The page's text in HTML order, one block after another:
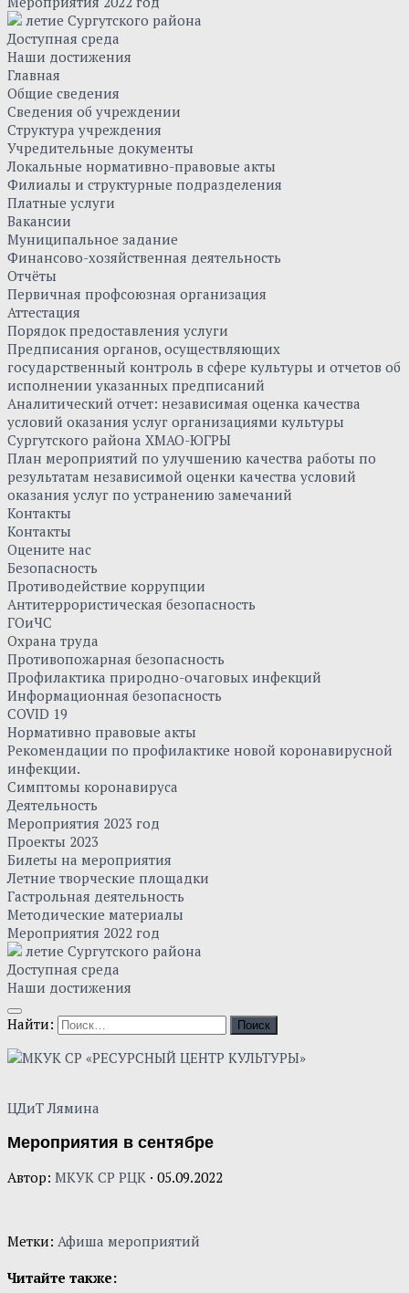
летие Сургутского района
Доступная среда
Наши достижения
Главная
Общие сведения
Сведения об учреждении
Структура учреждения
Учредительные документы
Локальные нормативно-правовые акты
Филиалы и структурные подразделения
Платные услуги
Вакансии
Муниципальное задание
Финансово-хозяйственная деятельность
Отчёты
Первичная профсоюзная организация
Аттестация
Порядок предоставления услуги
Предписания органов, осуществляющих
государственный контроль в сфере культуры и отчетов об
исполнении указанных предписаний
Аналитический отчет: независимая оценка качества
условий оказания услуг организациями культуры
Сургутского района ХМАО-ЮГРЫ
План мероприятий по улучшению качества работы по
результатам независимой оценки качества условий
оказания услуг по устранению замечаний
Контакты
Контакты
Оцените нас
Безопасность
Противодействие коррупции
Антитеррористическая безопасность
ГОиЧС
Охрана труда
Противопожарная безопасность
Профилактика природно-очаговых инфекций
Информационная безопасность
COVID 19
Нормативно правовые акты
Рекомендации по профилактике новой коронавирусной
инфекции.
Симптомы коронавируса
Деятельность
Мероприятия 2023 год
Проекты 2023
Билеты на мероприятия
Летние творческие площадки
Гастрольная деятельность
Методические материалы
Мероприятия 2022 год
летие Сургутского района
Доступная среда
Наши достижения
Найти:
ЦДиТ Лямина
Мероприятия в сентябре
Автор: МКУК СР РЦК · 05.09.2022
Метки: Афиша мероприятий
Читайте также: